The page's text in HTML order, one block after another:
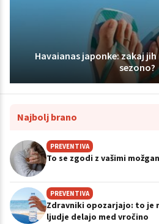
Havaianas japonke: zakaj
sezono?
Najbolj brano
PREVENTIVA
To se zgodi z vašimi
PREVENTIVA
Zdravniki opozarjajo: to je
ljudje delajo med vročino